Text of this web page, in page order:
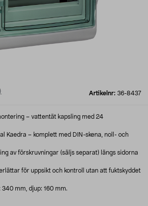
Artikelnr: 36-8437
– vattentät kapsling med 24
Kaedra – komplett med DIN-skena, noll- och
av förskruvningar (säljs separat) längs sidorna
för uppsikt och kontroll utan att fuktskyddet
mm, djup: 160 mm.